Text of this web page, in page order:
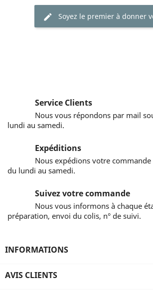
Soyez le premier à donner
Service Clients
Nous vous répondons par mail
lundi au samedi.
Expéditions
Nous expédions votre
du lundi au samedi.
Suivez votre commande
Nous vous informons à chaque
préparation, envoi du colis, n° de suivi.
INFORMATIONS
AVIS CLIENTS